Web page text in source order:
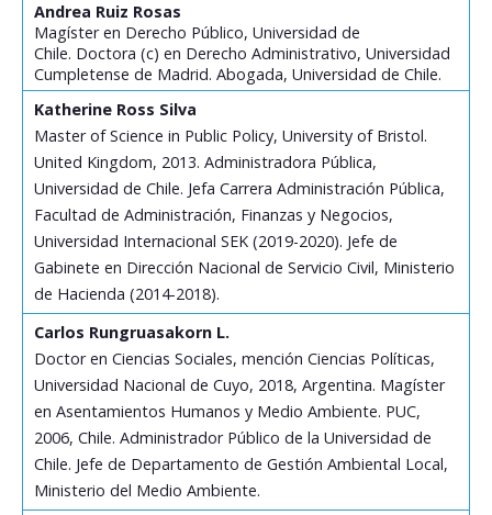
Andrea Ruiz Rosas
Magíster en Derecho Público, Universidad de
Chile. Doctora (c) en Derecho Administrativo, Universidad
Cumpletense de Madrid. Abogada, Universidad de Chile.
Katherine Ross Silva
Master of Science in Public Policy, University of Bristol.
United Kingdom, 2013. Administradora Pública,
Universidad de Chile. Jefa Carrera Administración Pública,
Facultad de Administración, Finanzas y Negocios,
Universidad Internacional SEK (2019-2020). Jefe de
Gabinete en Dirección Nacional de Servicio Civil, Ministerio
de Hacienda (2014-2018).
Carlos Rungruasakorn L.
Doctor en Ciencias Sociales, mención Ciencias Políticas,
Universidad Nacional de Cuyo, 2018, Argentina. Magíster
en Asentamientos Humanos y Medio Ambiente. PUC,
2006, Chile. Administrador Público de la Universidad de
Chile. Jefe de Departamento de Gestión Ambiental Local,
Ministerio del Medio Ambiente.